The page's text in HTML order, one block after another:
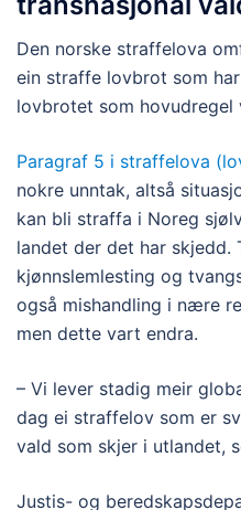
Den norske straffelova
ein straffe lovbrot som
lovbrotet som
Paragraf 5 i straffelova
nokre unntak, altså
kan bli straffa i Noreg
landet der det har skjedd.
kjønnslemlesting og
også mishandling i nære
men dette vart endra.
– Vi lever stadig meir
dag ei straffelov som er
vald som skjer i utlandet,
Justis- og